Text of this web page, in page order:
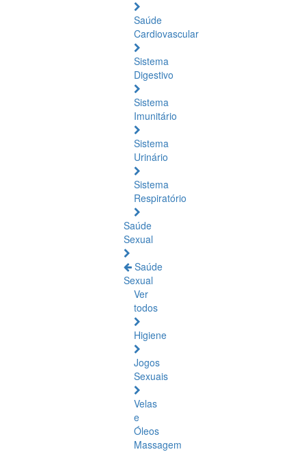
Saúde
Cardiovascular
Sistema
Digestivo
Sistema
Imunitário
Sistema
Urinário
Sistema
Respiratório
Saúde
Sexual
Saúde
Sexual
Ver
todos
Higiene
Jogos
Sexuais
Velas
e
Óleos
Massagem